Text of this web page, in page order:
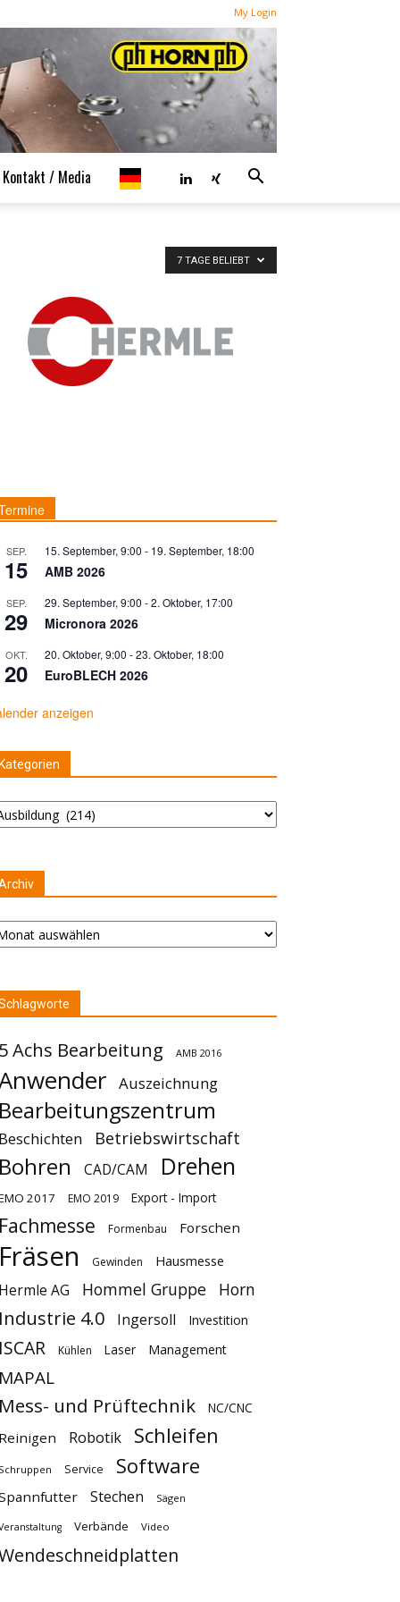
My Login
Kontakt / Media
7 TAGE BELIEBT
SEP.
15
15. September, 9:00 - 19. September, 18:00
AMB 2026
SEP.
29
29. September, 9:00 -2. Oktober, 17:00
Micronora 2026
OKT.
20
20. Oktober, 9:00 -23. Oktober, 18:00
EuroBLECH 2026
anzeigen
Achs Bearbeitung AMB 2016
Auszeichnung
Betriebswirtschaft
CAD/CAM Drehen
2017 EMO 2019 Export - Import
Formenbau Forschen
Gewinden Hausmesse
AG Hommel Gruppe Horn
4.0 Ingersoll Investition
Kühlen Laser Management
und Prüftechnik NC/CNC
Robotik Schleifen
Service Software
Stechen Sägen
Verbände Video